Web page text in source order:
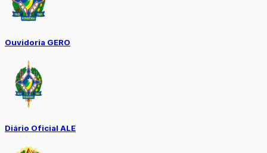
Ouvidoria GERO
Diário Oficial ALE